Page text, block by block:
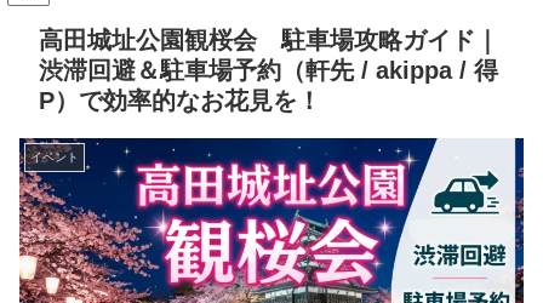
高田城址公園観桜会 駐車場攻略ガイド｜
渋滞回避＆駐車場予約（軒先 / akippa / 得
P）で効率的なお花見を！
イベント